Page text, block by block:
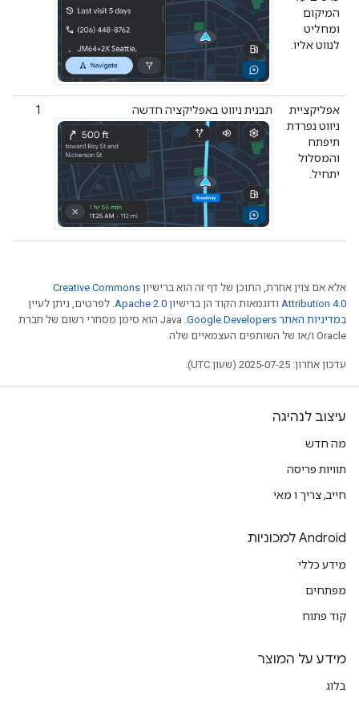
המיקום
ומחליט
לנווט אליו.
אפליקציית
ניווט נפרדת
תיפתח
והמסלול
יתחיל.
תבנית ניווט באפליקציה חדשה 1
אלא אם צוין אחרת, התוכן של דף זה הוא ברישיון Creative Commons
Attribution 4.0 ודוגמאות הקוד הן ברישיון Apache 2.0. לפרטים, ניתן לעיין
במדיניות האתר Google Developers‏
.‏ Java הוא סימן מסחרי רשום של חברת
Oracle ו/או של השותפים העצמאיים שלה.
עדכון אחרון: 2025-07-25 (שעון UTC).
עיצוב לנהיגה
מה חדש
תוויות פריסה
חייב, צריך ו מאי
Android למכוניות
מידע כללי
מפתחים
קוד פתוח
מידע על המוצר
בלוג